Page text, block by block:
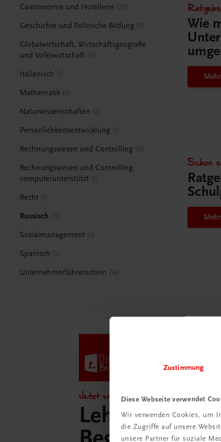
Zustimmung
Diese Webseite verwendet
Wir verwenden Cookies, um
die Zugriffe auf unsere
unsere Partner für soziale
Gastronomie und Hotellerie 27
Geschichte und Politische Bildung 3
Globalwirtschaft, Wirtschaftsgeografie
und Volkswirtschaft
3
Italienisch 1
Mathematik 6
Naturwissenschaften 5
Persönlichkeitsentwicklung 1
Rechnungswesen und Controlling 11
Rechnungswesen und Controlling,
computerunterstützt 1
Recht 1
Russisch 2
Sozialmanagement 5
Spanisch 1
Unternehmerführerschein 14
Wie
Schon
Jetzt entdecken!
Lehrer/innen-